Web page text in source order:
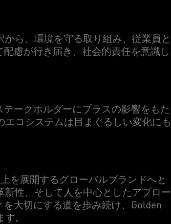
ら、環境を守る取り組み、従業員と
慮が行き届き、社会的責任を意識し
ークホルダーにプラスの影響をもた
コシステムは目まぐるしい変化にも
を展開するグローバルブランドへと
新性、そして人を中心としたアプロー
大切にする道を歩み続け、Golden
。